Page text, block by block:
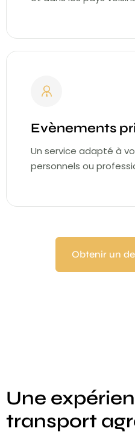
Evènements
Un service adapté à
personnels ou
Obtenir un
Une
transport